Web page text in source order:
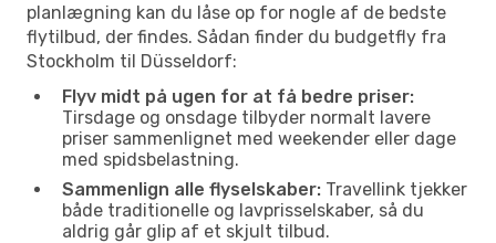
planlægning kan du låse op for nogle af de bedste
flytilbud, der findes. Sådan finder du budgetfly fra
Stockholm til Düsseldorf:
Flyv midt på ugen for at få bedre priser:
Tirsdage og onsdage tilbyder normalt lavere
priser sammenlignet med weekender eller dage
med spidsbelastning.
Sammenlign alle flyselskaber: Travellink tjekker
både traditionelle og lavprisselskaber, så du
aldrig går glip af et skjult tilbud.